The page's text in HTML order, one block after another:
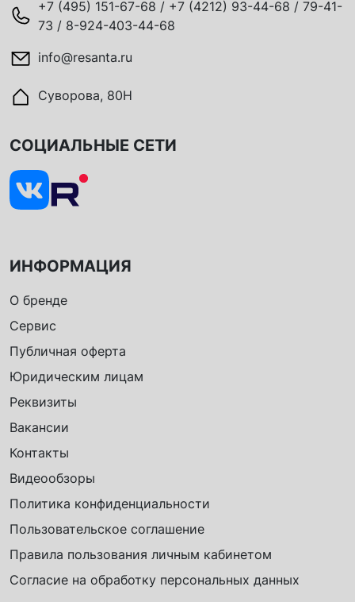
+7 (495) 151-67-68 / +7 (4212) 93-44-68 / 79-41-
73 / 8-924-403-44-68
info@resanta.ru
Суворова, 80Н
ИНФОРМАЦИЯ
О бренде
Сервис
Публичная оферта
Юридическим лицам
Реквизиты
Вакансии
Контакты
Видеообзоры
Политика конфиденциальности
Пользовательское соглашение
Правила пользования личным кабинетом
Согласие на обработку персональных данных
СОЦИАЛЬНЫЕ СЕТИ